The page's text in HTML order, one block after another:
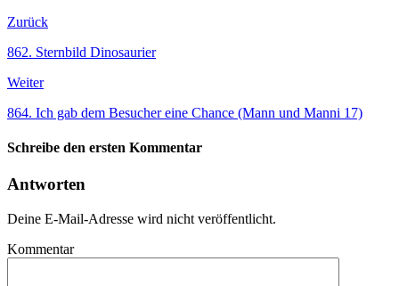
Zurück
862. Sternbild Dinosaurier
Weiter
864. Ich gab dem Besucher eine Chance (Mann und Manni 17)
Schreibe den ersten Kommentar
Antworten
Deine E-Mail-Adresse wird nicht veröffentlicht.
Kommentar